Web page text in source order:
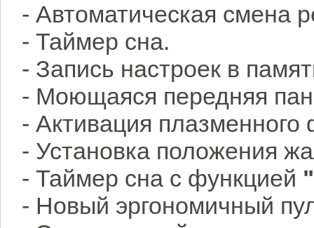
- Автоматическая смена
- Таймер сна.
- Запись настроек в
- Моющаяся передняя
- Активация плазменного
- Установка положения
- Таймер сна с функцией
- Новый эргономичный